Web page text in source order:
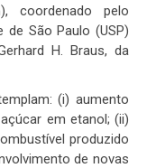
coordenado pelo
de São Paulo (USP)
H. Braus, da
(i) aumento
em etanol; (ii)
produzido
de novas